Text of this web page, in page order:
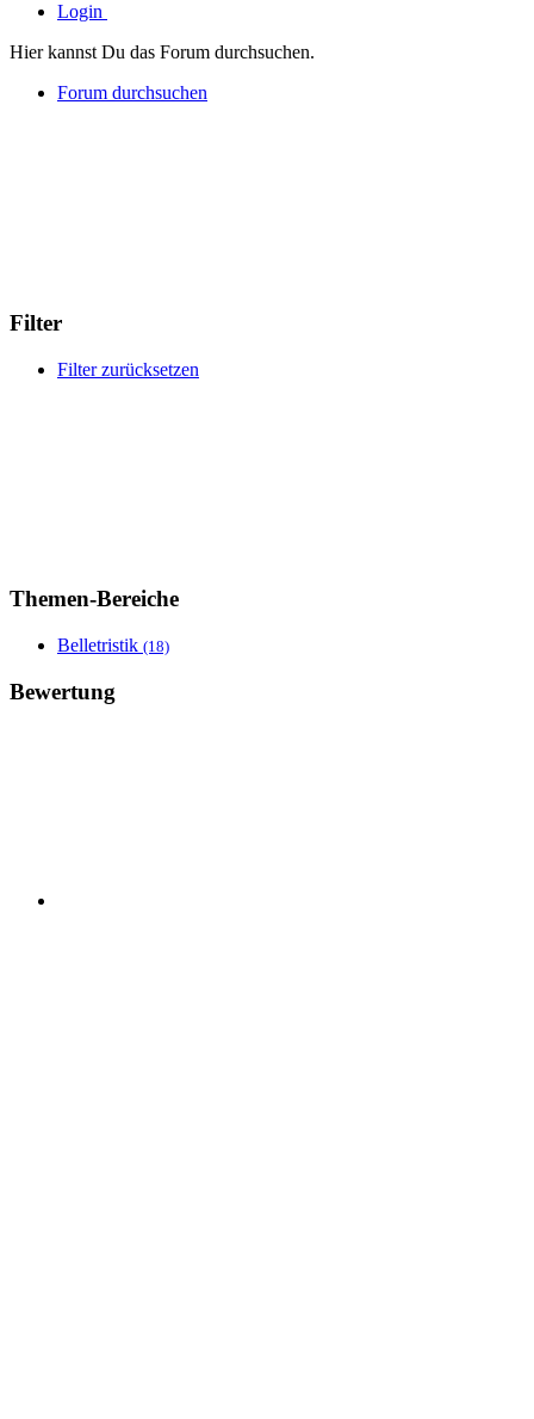
Login
Hier kannst Du das Forum durchsuchen.
Forum durchsuchen
Filter
Filter zurücksetzen
Themen-Bereiche
Belletristik (18)
Bewertung